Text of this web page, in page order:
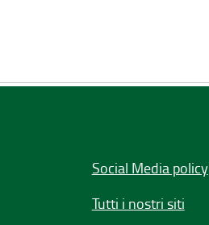
Social Media policy
Tutti i nostri siti